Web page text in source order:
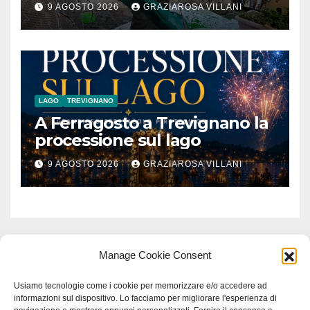
Manage Cookie Consent
Usiamo tecnologie come i cookie per memorizzare e/o accedere ad
informazioni sul dispositivo. Lo facciamo per migliorare l'esperienza di
Contadino
9 AGOSTO 2026 GRAZIAROSA VILLANI
LAGO TREVIGNANO
A Ferragosto a Trevignano la
processione sul lago
9 AGOSTO 2026 GRAZIAROSA VILLANI